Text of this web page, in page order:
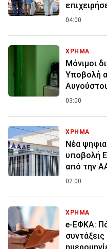
04:00
ΧΡΗΜΑ
Μόνιμοι
Υποβολή
03:00
ΧΡΗΜΑ
Νέα
υποβολή
από την
02:00
ΧΡΗΜΑ
e-ΕΦΚΑ: